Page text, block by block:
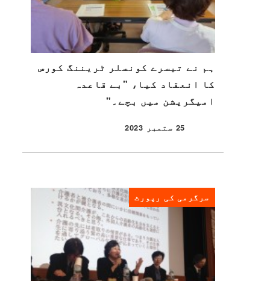
ہم نے تیسرے کونسلر ٹریننگ کورس
کا انعقاد کیا، "بے قاعدہ
امیگریشن میں بچے۔"
شائع شدہ
25 ستمبر 2023
سرگرمی کی رپورٹ